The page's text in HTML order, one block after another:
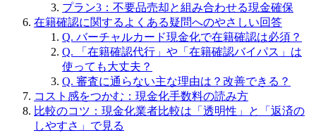
プラン3：不要品売却と組み合わせる現金確保
在籍確認に関するよくある疑問へのやさしい回答
Q. バーチャルカード現金化で在籍確認は必須？
Q. 「在籍確認代行」や「在籍確認バイパス」は
使っても大丈夫？
Q. 審査に通らない主な理由は？改善できる？
コスト感をつかむ：現金化手数料の読み方
比較のコツ：現金化業者比較は「透明性」と「返済の
しやすさ」で見る